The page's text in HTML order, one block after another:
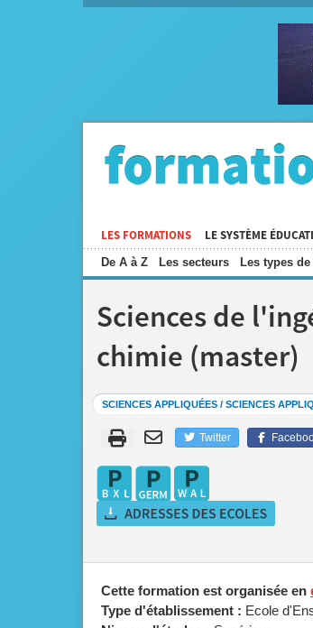
LES FORMATIONS
De A à Z Les secteurs Les types
LE SYSTÈME
Sciences de
chimie (master)
SCIENCES APPLIQUÉES / SCIENCES
Twitter
Cette formation est organisée en
Type d'établissement : Ecole